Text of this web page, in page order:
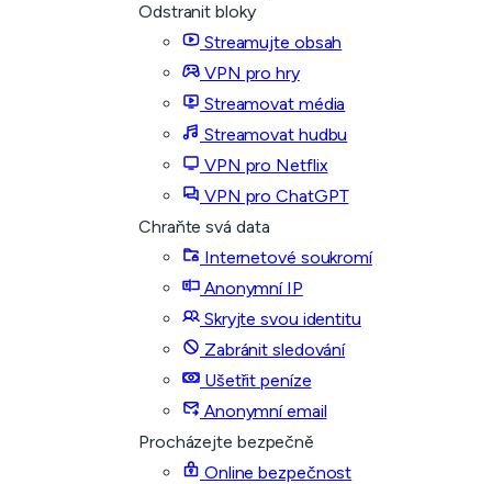
Odstranit bloky
Streamujte obsah
VPN pro hry
Streamovat média
Streamovat hudbu
VPN pro Netflix
VPN pro ChatGPT
Chraňte svá data
Internetové soukromí
Anonymní IP
Skryjte svou identitu
Zabránit sledování
Ušetřit peníze
Anonymní email
Procházejte bezpečně
Online bezpečnost